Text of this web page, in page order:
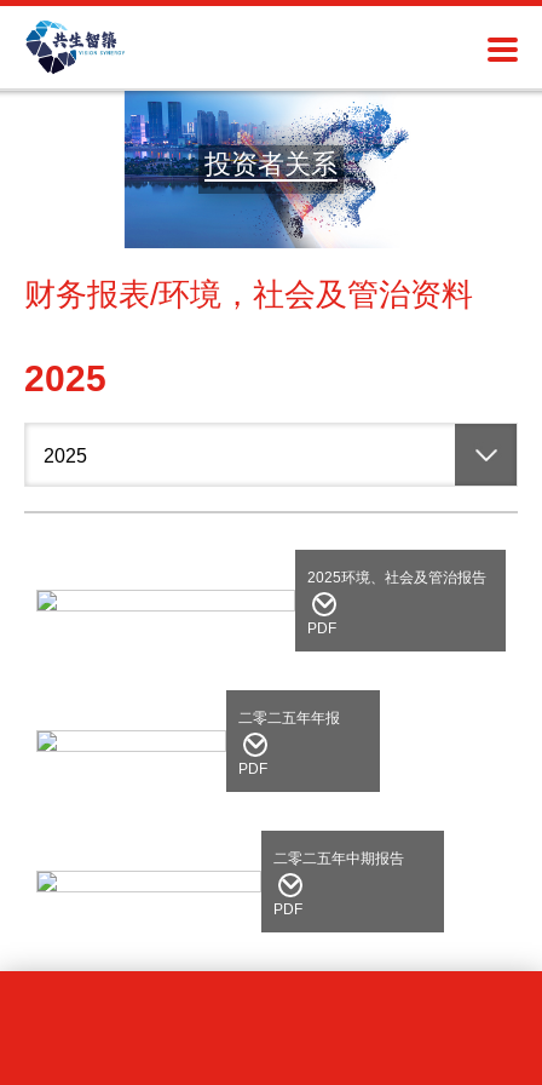
投资者关系
财务报表/环境，社会及管治资料
2025
2025环境、社会及管治报告
PDF
二零二五年年报
PDF
二零二五年中期报告
PDF